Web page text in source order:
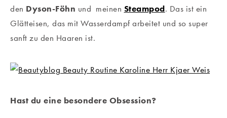
den Dyson-Föhn und meinen Steampod. Das ist ein
Glätteisen, das mit Wasserdampf arbeitet und so super
sanft zu den Haaren ist.
Hast du eine besondere Obsession?